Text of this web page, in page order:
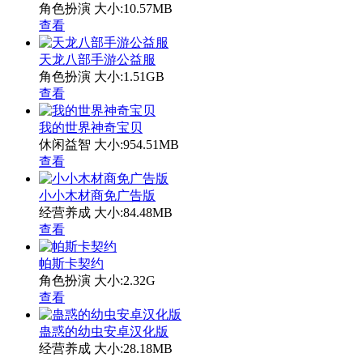
角色扮演 大小:10.57MB
查看
天龙八部手游公益服
角色扮演 大小:1.51GB
查看
我的世界神奇宝贝
休闲益智 大小:954.51MB
查看
小小木材商免广告版
经营养成 大小:84.48MB
查看
帕斯卡契约
角色扮演 大小:2.32G
查看
蛊惑的幼虫安卓汉化版
经营养成 大小:28.18MB